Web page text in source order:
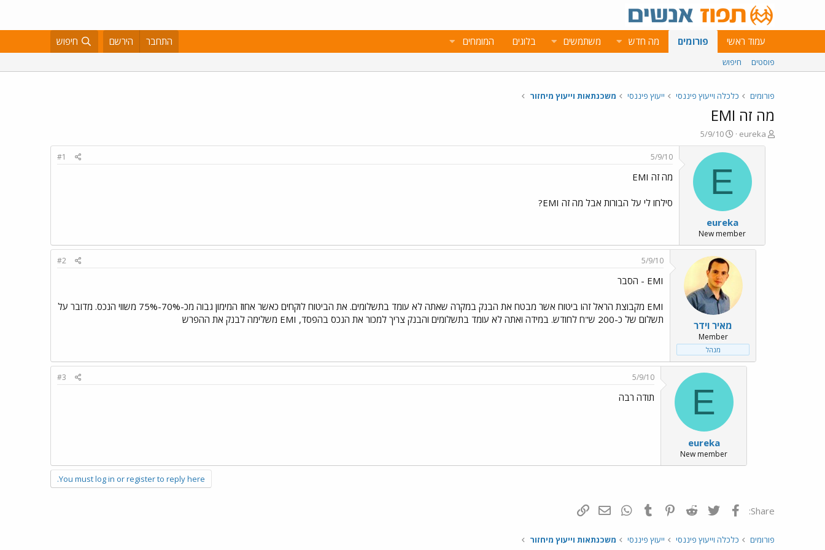
עמוד ראשי פורומים מה חדש משתמשים בלוגים המומחים התחבר הירשם חיפוש
פוסטים חיפוש
פורומים כלכלה וייעוץ פיננסי ייעוץ פיננסי משכנתאות וייעוץ מיחזור
מה זה EMI
פ
ו
eureka
פ
ו
ר
ם
ב
א
ר
י
ך
5/9/10
E
eureka
New member
5/9/10
#1
מה זה EMI
סילחו לי על הבורות אבל מה זה EMI?
מאיר וידר
Member
מנהל
5/9/10
#2
EMI - הסבר
EMI מקבוצת הראל זהו ביטוח אשר מבטח את הבנק במקרה שאתה לא עומד בתשלומים. את הביטוח לוקחים כאשר אחוז המימון גבוה מכ-70%-75% משווי הנכס. מדובר על
תשלום של כ-200 ש"ח לחודש. במידה ואתה לא עומד בתשלומים והבנק צריך למכור את הנכס בהפסד, EMI משלימה לבנק את ההפרש
E
eureka
New member
5/9/10
#3
תודה רבה
You must log in or register to reply here.
Share: פייסבוק Twitter
Reddit
Pinterest
Tumblr
WhatsAppדואר אלקטרוני
פורומים כלכלה וייעוץ פיננסי ייעוץ פיננסי משכנתאות וייעוץ מיחזור